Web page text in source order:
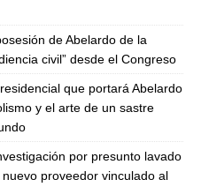
de Abelardo de la
civil” desde el Congreso
que portará Abelardo
y el arte de un sastre
por presunto lavado
proveedor vinculado al